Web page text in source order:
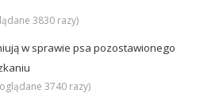
3830 razy)
w sprawie psa pozostawionego
3740 razy)